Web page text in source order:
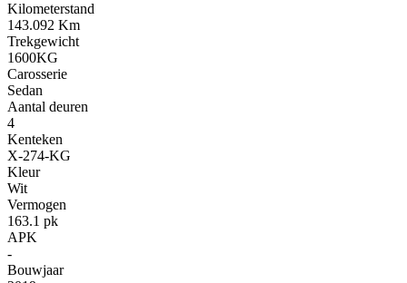
Kilometerstand
143.092 Km
Trekgewicht
1600KG
Carosserie
Sedan
Aantal deuren
4
Kenteken
X-274-KG
Kleur
Wit
Vermogen
163.1 pk
APK
-
Bouwjaar